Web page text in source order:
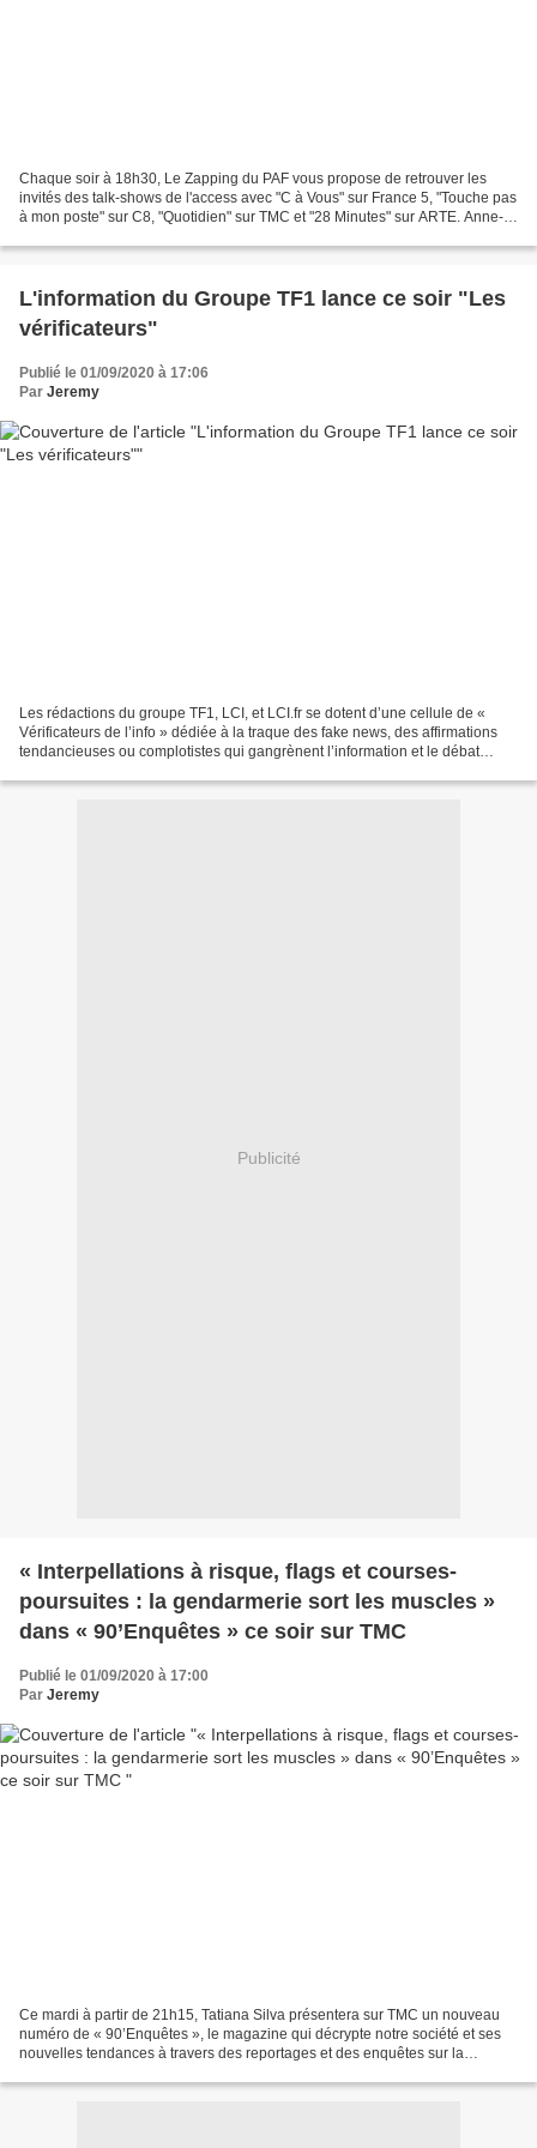
Chaque soir à 18h30, Le Zapping du PAF vous propose de retrouver les
invités des talk-shows de l'access avec "C à Vous" sur France 5, "Touche pas
à mon poste" sur C8, "Quotidien" sur TMC et "28 Minutes" sur ARTE. Anne-
L'information du Groupe TF1 lance ce soir "Les
vérificateurs"
Publié le 01/09/2020 à 17:06
Par Jeremy
Les rédactions du groupe TF1, LCI, et LCI.fr se dotent d’une cellule de «
Vérificateurs de l’info » dédiée à la traque des fake news, des affirmations
tendancieuses ou complotistes qui gangrènent l’information et le débat
Publicité
« Interpellations à risque, flags et courses-
poursuites : la gendarmerie sort les muscles »
dans « 90’Enquêtes » ce soir sur TMC
Publié le 01/09/2020 à 17:00
Par Jeremy
Ce mardi à partir de 21h15, Tatiana Silva présentera sur TMC un nouveau
numéro de « 90’Enquêtes », le magazine qui décrypte notre société et ses
nouvelles tendances à travers des reportages et des enquêtes sur la